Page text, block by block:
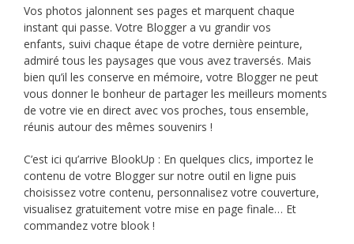
Vos photos jalonnent ses pages et marquent chaque
instant qui passe. Votre Blogger a vu grandir vos
enfants, suivi chaque étape de votre dernière peinture,
admiré tous les paysages que vous avez traversés. Mais
bien qu’il les conserve en mémoire, votre Blogger ne peut
vous donner le bonheur de partager les meilleurs moments
de votre vie en direct avec vos proches, tous ensemble,
réunis autour des mêmes souvenirs !
C’est ici qu’arrive BlookUp : En quelques clics, importez le
contenu de votre Blogger sur notre outil en ligne puis
choisissez votre contenu, personnalisez votre couverture,
visualisez gratuitement votre mise en page finale… Et
commandez votre blook !